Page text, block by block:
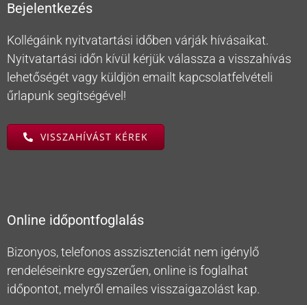
Bejelentkezés
Kollégáink nyitvatartási időben várják hívásaikat.
Nyitvatartási időn kívül kérjük válassza a visszahívás
lehetőségét vagy küldjön emailt kapcsolatfelvételi
űrlapunk segítségével!
VISSZAHÍVÁST KÉREK
Online időpontfoglalás
Bizonyos, telefonos asszisztenciát nem igénylő
rendeléseinkre egyszerűen, online is foglalhat
időpontot, melyről emailes visszaigazolást kap.